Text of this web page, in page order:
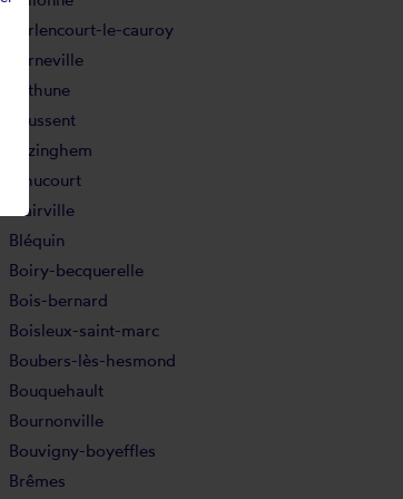
Berlencourt-le-cauroy
Berneville
Béthune
Beussent
Bezinghem
Bihucourt
Blairville
Bléquin
Boiry-becquerelle
Bois-bernard
Boisleux-saint-marc
Boubers-lès-hesmond
Bouquehault
Bournonville
Bouvigny-boyeffles
Brêmes